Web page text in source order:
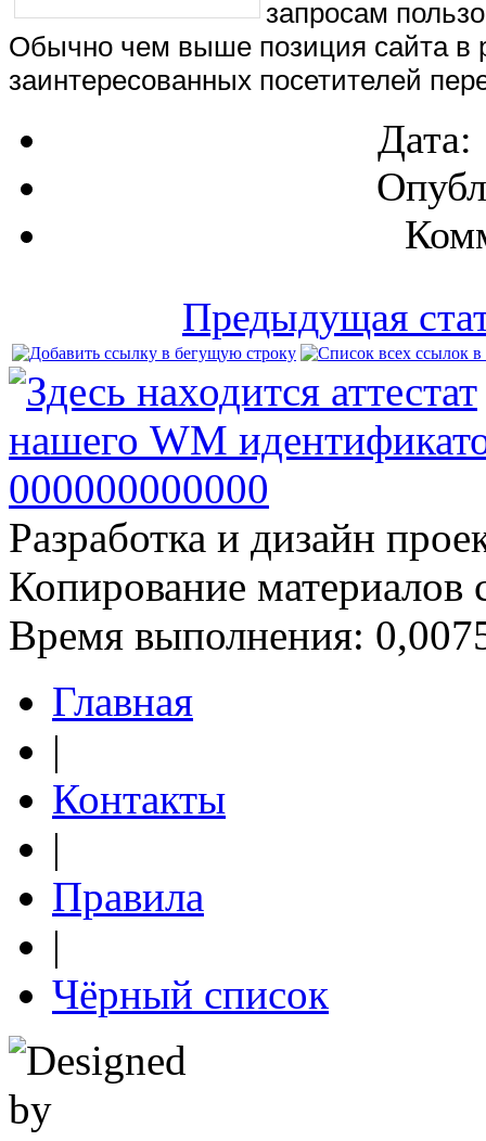
запросам
Обычно чем выше позиция сайта в
заинтересованных посетителей
Дата:
Предыдущая
Разработка и дизайн
Копирование материалов
Время выполнения:
Главная
|
Контакты
|
Правила
|
Чёрный список